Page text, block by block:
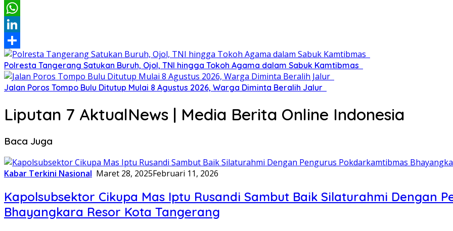
Email
WhatsApp
LinkedIn
Share
Polresta Tangerang Satukan Buruh, Ojol, TNI hingga Tokoh Agama dalam Sabuk Kamtibmas
Jalan Poros Tompo Bulu Ditutup Mulai 8 Agustus 2026, Warga Diminta Beralih Jalur
Liputan 7 AktualNews | Media Berita Online Indonesia
Baca Juga
Kabar Terkini Nasional Maret 28, 2025Februari 11, 2026
Kapolsubsektor Cikupa Mas Iptu Rusandi Sambut Baik Silaturahmi Dengan
Bhayangkara Resor Kota Tangerang